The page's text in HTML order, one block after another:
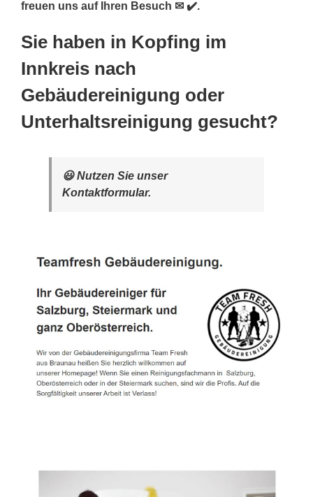
freuen uns auf Ihren Besuch ✉ ✔️.
Sie haben in Kopfing im
Innkreis nach
Gebäudereinigung oder
Unterhaltsreinigung gesucht?
😃 Nutzen Sie unser
Kontaktformular.